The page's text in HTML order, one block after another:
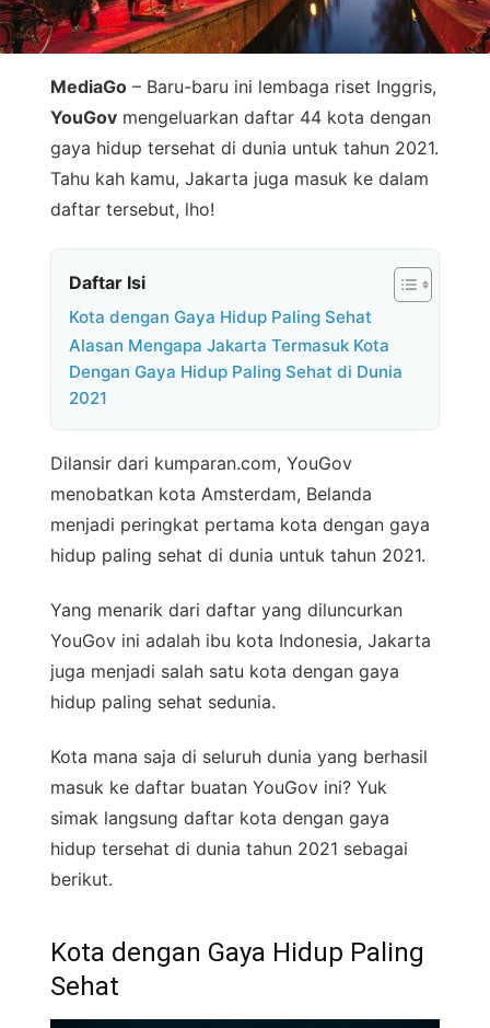
MediaGo – Baru-baru ini lembaga riset Inggris,
YouGov mengeluarkan daftar 44 kota dengan
gaya hidup tersehat di dunia untuk tahun 2021.
Tahu kah kamu, Jakarta juga masuk ke dalam
daftar tersebut, lho!
Daftar Isi
Kota dengan Gaya Hidup Paling Sehat
Alasan Mengapa Jakarta Termasuk Kota
Dengan Gaya Hidup Paling Sehat di Dunia
2021
Dilansir dari kumparan.com, YouGov
menobatkan kota Amsterdam, Belanda
menjadi peringkat pertama kota dengan gaya
hidup paling sehat di dunia untuk tahun 2021.
Yang menarik dari daftar yang diluncurkan
YouGov ini adalah ibu kota Indonesia, Jakarta
juga menjadi salah satu kota dengan gaya
hidup paling sehat sedunia.
Kota mana saja di seluruh dunia yang berhasil
masuk ke daftar buatan YouGov ini? Yuk
simak langsung daftar kota dengan gaya
hidup tersehat di dunia tahun 2021 sebagai
berikut.
Kota dengan Gaya Hidup Paling
Sehat